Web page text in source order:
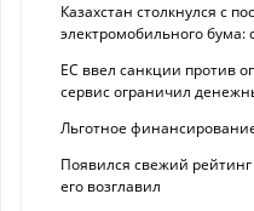
Казахстан столкнулся с
электромобильного бума:
ЕС ввел санкции против
сервис ограничил
Льготное
Появился свежий
его возглавил